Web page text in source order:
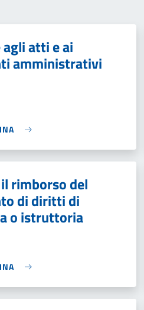
atti e ai
amministrativi
rimborso del
di diritti di
o istruttoria